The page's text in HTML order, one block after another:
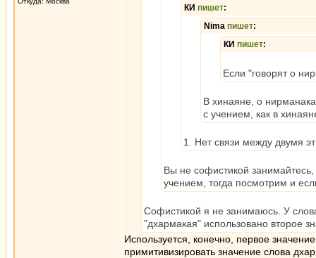
КИ пишет:
Nima пишет:
КИ пишет:
Если "говорят о
В хинаяне, о
с учением, как в
1. Нет связи между двумя
Вы не софистикой занимайтесь,
учением, тогда посмотрим и
Софистикой я не занимаюсь. У
"дхармакая" использовано второе
Используется, конечно, первое
примитивизировать значение слова